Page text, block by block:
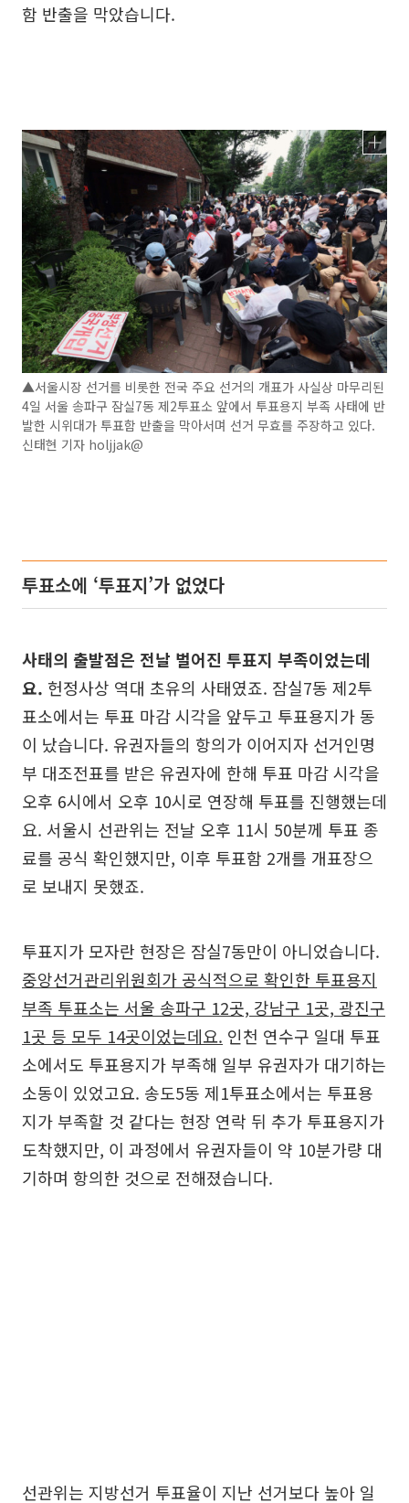
함 반출을 막았습니다.
▲서울시장 선거를 비롯한 전국 주요 선거의 개표가 사실상 마무리된
4일 서울 송파구 잠실7동 제2투표소 앞에서 투표용지 부족 사태에 반
발한 시위대가 투표함 반출을 막아서며 선거 무효를 주장하고 있다.
신태현 기자 holjjak@
투표소에 ‘투표지’가 없었다
사태의 출발점은 전날 벌어진 투표지 부족이었는데
요. 헌정사상 역대 초유의 사태였죠. 잠실7동 제2투
표소에서는 투표 마감 시각을 앞두고 투표용지가 동
이 났습니다. 유권자들의 항의가 이어지자 선거인명
부 대조전표를 받은 유권자에 한해 투표 마감 시각을
오후 6시에서 오후 10시로 연장해 투표를 진행했는데
요. 서울시 선관위는 전날 오후 11시 50분께 투표 종
료를 공식 확인했지만, 이후 투표함 2개를 개표장으
로 보내지 못했죠.
투표지가 모자란 현장은 잠실7동만이 아니었습니다.
중앙선거관리위원회가 공식적으로 확인한 투표용지
부족 투표소는 서울 송파구 12곳, 강남구 1곳, 광진구
1곳 등 모두 14곳이었는데요. 인천 연수구 일대 투표
소에서도 투표용지가 부족해 일부 유권자가 대기하는
소동이 있었고요. 송도5동 제1투표소에서는 투표용
지가 부족할 것 같다는 현장 연락 뒤 추가 투표용지가
도착했지만, 이 과정에서 유권자들이 약 10분가량 대
기하며 항의한 것으로 전해졌습니다.
선관위는 지방선거 투표율이 지난 선거보다 높아 일